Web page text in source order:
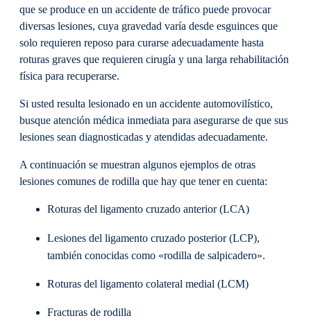
que se produce en un accidente de tráfico puede provocar
diversas lesiones, cuya gravedad varía desde esguinces que
solo requieren reposo para curarse adecuadamente hasta
roturas graves que requieren cirugía y una larga rehabilitación
física para recuperarse.
Si usted resulta lesionado en un accidente automovilístico,
busque atención médica inmediata para asegurarse de que sus
lesiones sean diagnosticadas y atendidas adecuadamente.
A continuación se muestran algunos ejemplos de otras
lesiones comunes de rodilla que hay que tener en cuenta:
Roturas del ligamento cruzado anterior (LCA)
Lesiones del ligamento cruzado posterior (LCP),
también conocidas como «rodilla de salpicadero».
Roturas del ligamento colateral medial (LCM)
Fracturas de rodilla